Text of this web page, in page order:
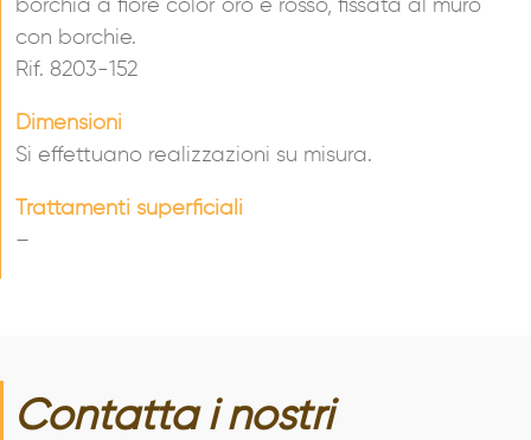
borchia a fiore color oro e rosso, fissata al muro
con borchie.
Rif. 8203-152
Dimensioni
Si effettuano realizzazioni su misura.
Trattamenti superficiali
–
Contatta i nostri